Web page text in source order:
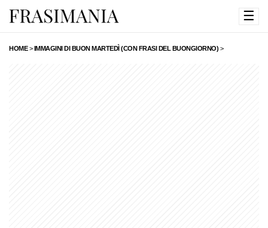
☰
HOME>IMMAGINI DI BUON MARTEDÌ (CON FRASI DEL BUONGIORNO) >